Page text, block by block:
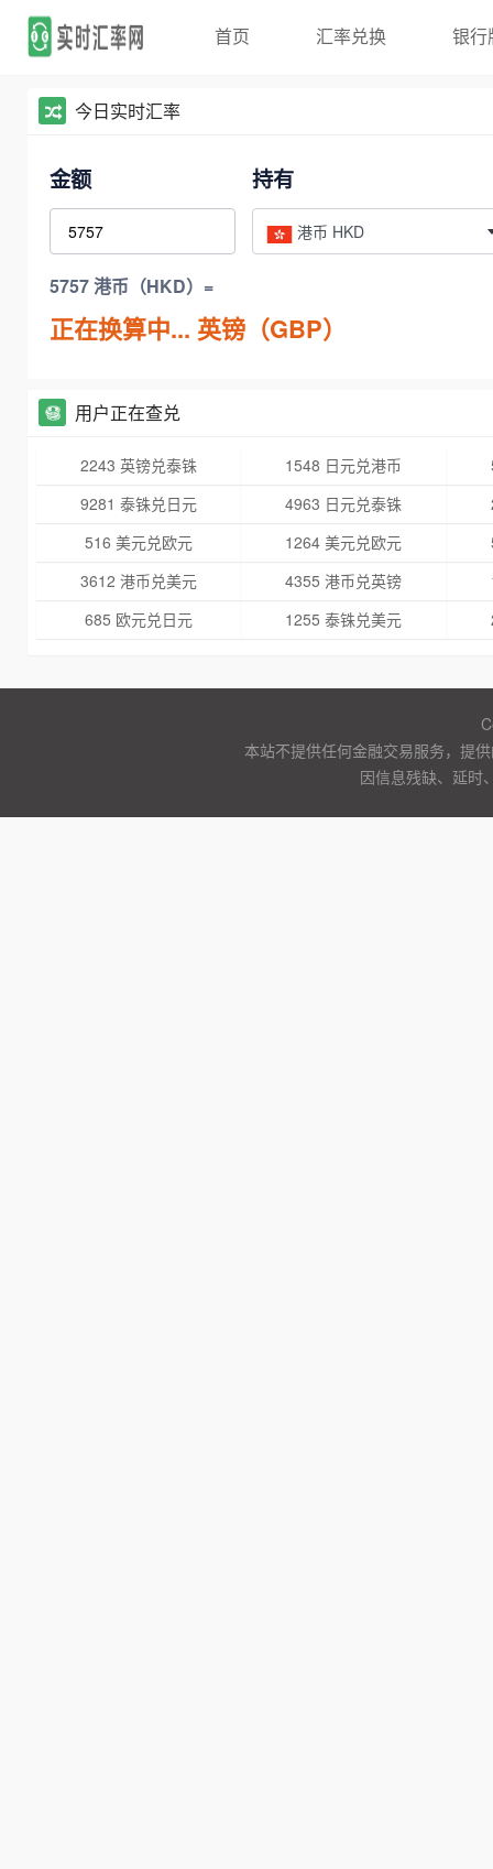
首页 汇率兑换 银行
今日实时汇率
金额 持有
港币 HKD
5757 港币（HKD）=
正在换算中... 英镑（GBP）
用户正在查兑
2243 英镑兑泰铢 1548 日元兑港币
9281 泰铢兑日元
4963 日元兑泰铢
516 美元兑欧元
1264 美元兑欧元
3612 港币兑美元
4355 港币兑英镑
685 欧元兑日元
1255 泰铢兑美元
本站不提供任何金融交易服务，提
因信息残缺、延时